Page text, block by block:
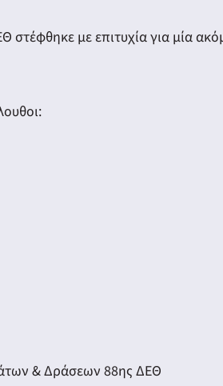
στέφθηκε με επιτυχία για μία
& Δράσεων 88ης ΔΕΘ